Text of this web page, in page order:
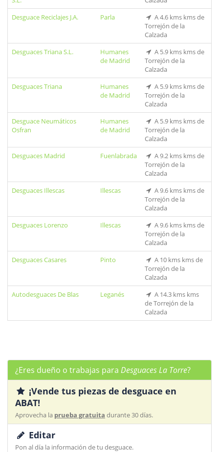
Desguace Reciclajes J.A.
Parla
A 4.6 kms kms de
Torrejón de la
Calzada
Desguaces Triana S.L.
Humanes
de Madrid
A 5.9 kms kms de
Torrejón de la
Calzada
Desguaces Triana
Humanes
de Madrid
A 5.9 kms kms de
Torrejón de la
Calzada
Desguace Neumáticos
Osfran
Humanes
de Madrid
A 5.9 kms kms de
Torrejón de la
Calzada
Desguaces Madrid
Fuenlabrada
A 9.2 kms kms de
Torrejón de la
Calzada
Desguaces Illescas
Illescas
A 9.6 kms kms de
Torrejón de la
Calzada
Desguaces Lorenzo
Illescas
A 9.6 kms kms de
Torrejón de la
Calzada
Desguaces Casares
Pinto
A 10 kms kms de
Torrejón de la
Calzada
Autodesguaces De Blas
Leganés
A 14.3 kms kms
de Torrejón de la
Calzada
¿Eres dueño o trabajas para Desguaces La Torre?
¡Vende tus piezas de desguace en
ABAT!
Aprovecha la prueba gratuita durante 30 días.
Editar
Pon al día la información de tu desguace.